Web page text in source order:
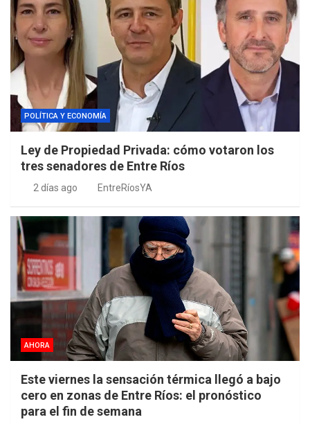
POLÍTICA Y ECONOMÍA
Ley de Propiedad Privada: cómo votaron los
tres senadores de Entre Ríos
2 días ago EntreRíosYA
AHORA
Este viernes la sensación térmica llegó a bajo
cero en zonas de Entre Ríos: el pronóstico
para el fin de semana